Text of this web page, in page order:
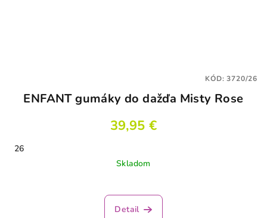
ENFANT gumáky do dažďa Misty Rose
39,95 €
26
Skladom
Detail
KÓD:3720/26